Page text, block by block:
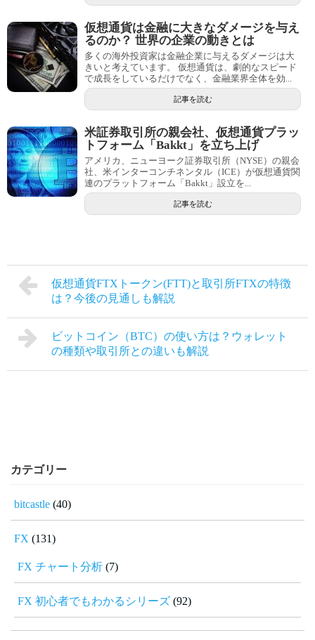
仮想通貨は金融に大きなダメージを与え
るのか？ 世界の企業の動きとは
多くの海外投資家は金融企業に与えるダメージは大
きいと考えています。 仮想通貨は、劇的なスピード
で成長をしているだけでなく、金融業界全体を効...
記事を読む
米証券取引所の親会社、仮想通貨プラッ
トフォーム「Bakkt」を立ち上げ
アメリカ、ニューヨーク証券取引所（NYSE）の親会
社、米インターコンチネンタル（ICE）が仮想通貨関
連のプラットフォーム「Bakkt」設立を...
記事を読む
仮想通貨FTXトークン(FTT)と取引所FTXの特徴
は？今後の見通しも解説
ビットコイン（BTC）の使い方は？ウォレット
の種類や取引所との違いも解説
カテゴリー
bitcastle (40)
FX (131)
FX チャート分析 (7)
FX 初心者でもわかるシリーズ (92)